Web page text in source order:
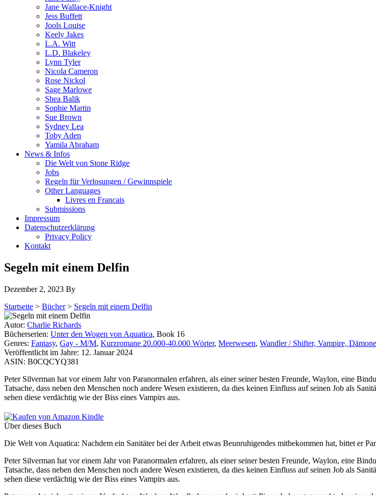
Jane Wallace-Knight
Jess Buffett
Jools Louise
Keely Jakes
L.A. Witt
L.D. Blakeley
Lynn Tyler
Nicola Cameron
Rose Nickol
Sage Marlowe
Shea Balik
Sophie Martin
Sue Brown
Sydney Lea
Toby Aden
Yamila Abraham
News & Infos
Die Welt von Stone Ridge
Jobs
Regeln für Verlosungen / Gewinnspiele
Other Languages
Livres en Francais
Submissions
Impressum
Datenschutzerklärung
Privacy Policy
Kontakt
Segeln mit einem Delfin
Dezember 2, 2023 By
Startseite > Bücher> Segeln mit einem Delfin
Autor: Charlie Richards
Bücherserien: Unter den Wogen von Aquatica, Book 16
Genres: Fantasy, Gay - M/M, Kurzromane 20.000-40.000 Wörter, Meerwesen, Wandler / Shifter, Vampire,
Veröffentlicht im Jahre: 12. Januar 2024
ASIN: B0CQCYQ381
Peter Silverman hat vor einem Jahr von Paranormalen erfahren, als einer seiner besten Freunde, Waylon, eine
Tatsache, dass neben den Menschen noch andere Wesen existieren, da dies keinen Einfluss auf seinen Job als
sehen diese verdächtig wie der Biss eines Vampirs aus.
Über dieses Buch
Die Welt von Aquatica: Nachdem ein Sanitäter bei der Arbeit etwas Beunruhigendes mitbekommen hat, bittet er
Peter Silverman hat vor einem Jahr von Paranormalen erfahren, als einer seiner besten Freunde, Waylon, eine
Tatsache, dass neben den Menschen noch andere Wesen existieren, da dies keinen Einfluss auf seinen Job als
sehen diese verdächtig wie der Biss eines Vampirs aus.